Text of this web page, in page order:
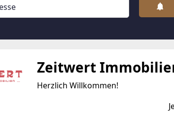
Zeitwert
Herzlich Willkommen!